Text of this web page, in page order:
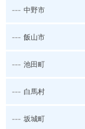
--- 中野市
--- 飯山市
--- 池田町
--- 白馬村
--- 坂城町